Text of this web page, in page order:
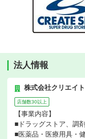
法人情報
株式会社クリエイ
店舗数30以上
【事業内容】
■ドラッグストア、調
■医薬品・医療用具・